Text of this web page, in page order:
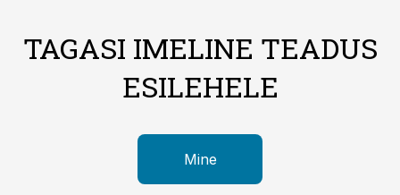
TAGASI IMELINE TEADUS
ESILEHELE
Mine